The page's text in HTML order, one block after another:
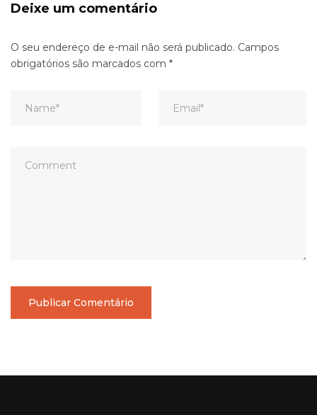
Deixe um comentário
O seu endereço de e-mail não será publicado. Campos
obrigatórios são marcados com *